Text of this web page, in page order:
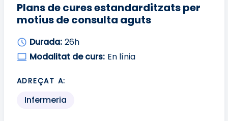
Plans de cures estandarditzats per
motius de consulta aguts
Durada: 26h
Modalitat de curs: En línia
ADREÇAT A:
Infermeria